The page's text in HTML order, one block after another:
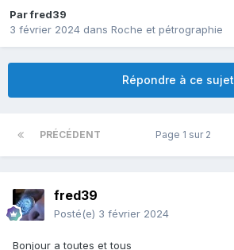
Parfred39
3 février 2024 dans Roche et pétrographie
Répondre à ce sujet
PRÉCÉDENT Page 1 sur 2
fred39
Posté(e) 3 février 2024
Bonjour a toutes et tous